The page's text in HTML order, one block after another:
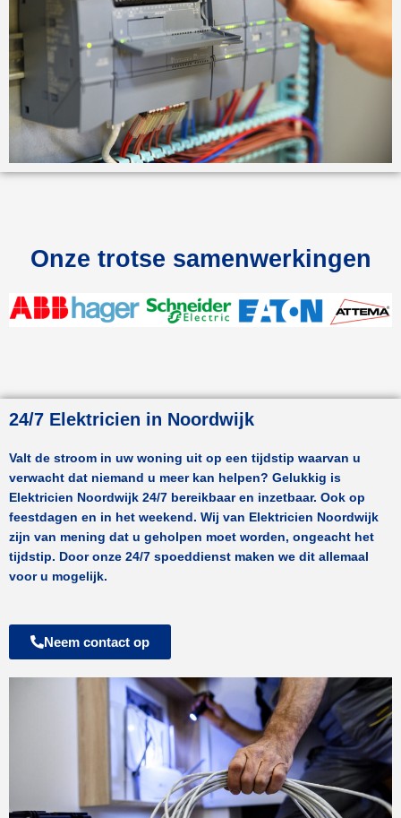
Onze trotse samenwerkingen
24/7 Elektricien in Noordwijk
Valt de stroom in uw woning uit op een tijdstip waarvan u
verwacht dat niemand u meer kan helpen? Gelukkig is
Elektricien Noordwijk 24/7 bereikbaar en inzetbaar. Ook op
feestdagen en in het weekend. Wij van Elektricien Noordwijk
zijn van mening dat u geholpen moet worden, ongeacht het
tijdstip. Door onze 24/7 spoeddienst maken we dit allemaal
voor u mogelijk.
Neem contact op